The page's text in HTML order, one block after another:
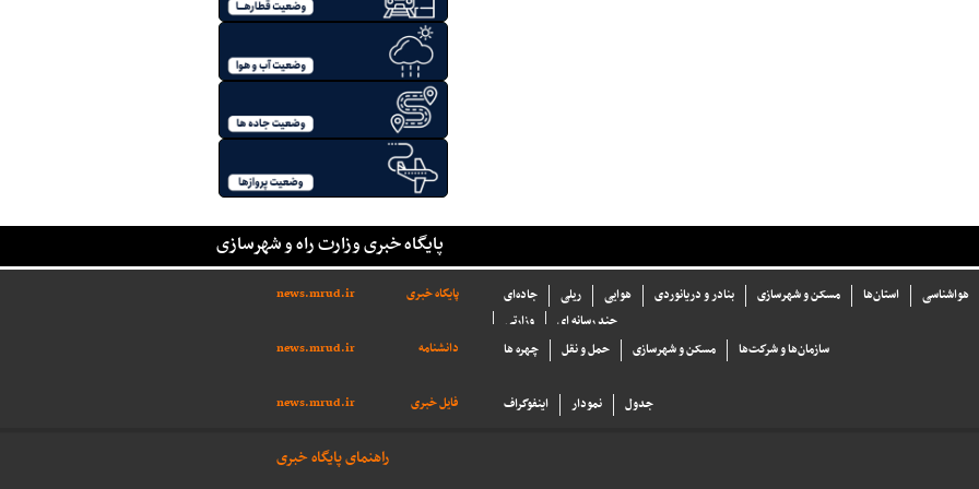
پایگاه خبری وزارت راه و شهرسازی
پایگاه خبری news.mrud.ir جاده‌ای ریلی هوایی بنادر و دریانوردی مسکن و شهرسازی استان‌ها
هواشناسی
وزارتی
چند رسانه ای
دانشنامه
news.mrud.ir چهره ها حمل و نقل مسکن و شهرسازی سازما‌ن‌ها و شركت‌ها
فایل خبری news.mrud.ir اینفوگراف نمودار جدول
راهنمای پایگاه خبری